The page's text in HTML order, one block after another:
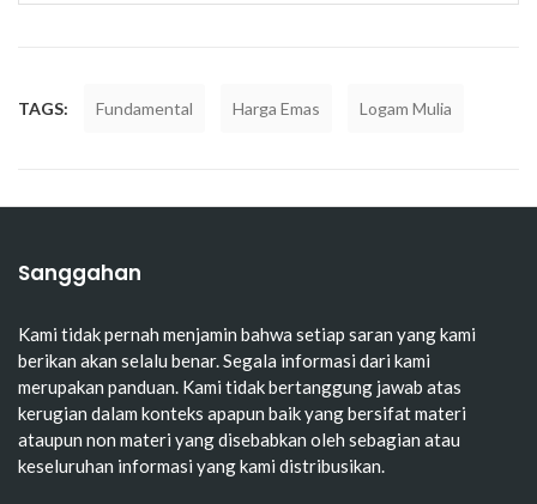
TAGS: Fundamental Harga Emas Logam Mulia
Sanggahan
Kami tidak pernah menjamin bahwa setiap saran yang kami
berikan akan selalu benar. Segala informasi dari kami
merupakan panduan. Kami tidak bertanggung jawab atas
kerugian dalam konteks apapun baik yang bersifat materi
ataupun non materi yang disebabkan oleh sebagian atau
keseluruhan informasi yang kami distribusikan.